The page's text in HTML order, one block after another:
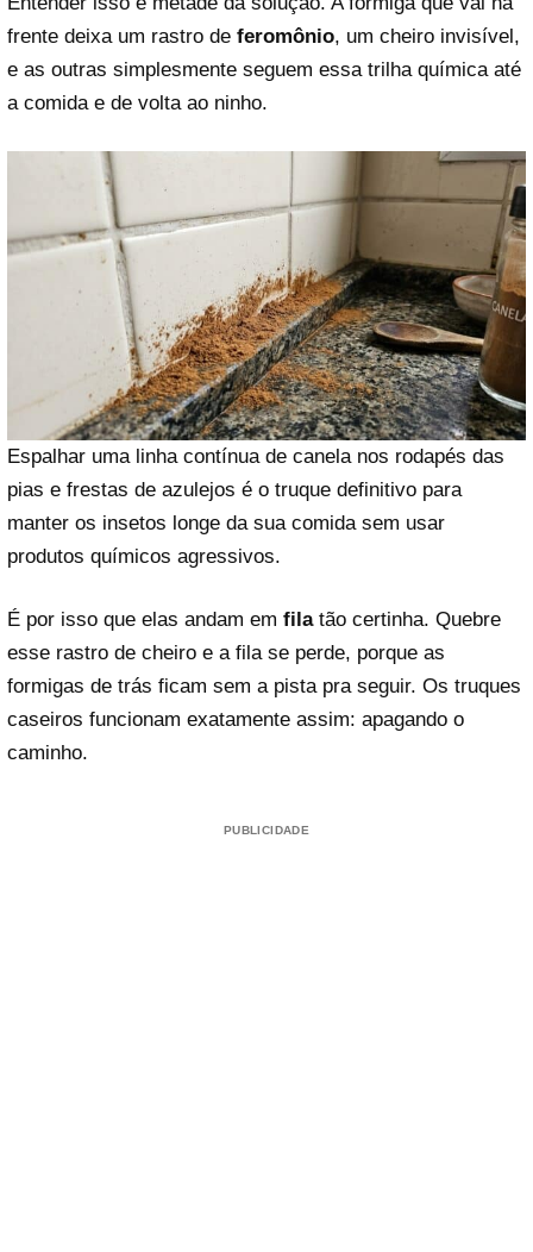
frente deixa um rastro de feromônio, um cheiro invisível,
e as outras simplesmente seguem essa trilha química até
a comida e de volta ao ninho.
Espalhar uma linha contínua de canela nos rodapés das
pias e frestas de azulejos é o truque definitivo para
manter os insetos longe da sua comida sem usar
produtos químicos agressivos.
É por isso que elas andam em filatão certinha. Quebre
esse rastro de cheiro e a fila se perde, porque as
formigas de trás ficam sem a pista pra seguir. Os truques
caseiros funcionam exatamente assim: apagando o
caminho.
PUBLICIDADE